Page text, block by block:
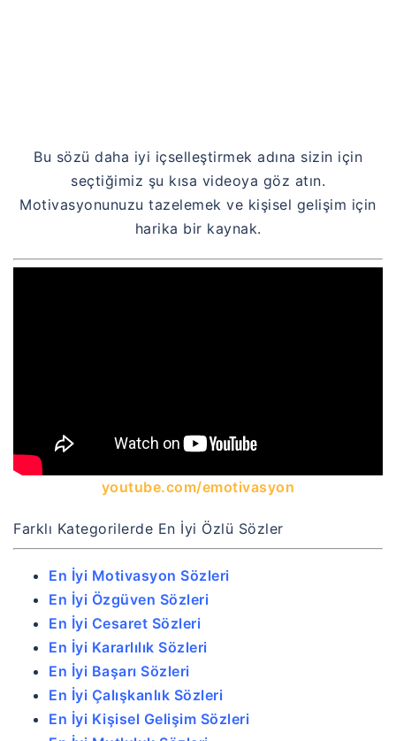
Bu sözü daha iyi içselleştirmek adına sizin için
seçtiğimiz şu kısa videoya göz atın.
Motivasyonunuzu tazelemek ve kişisel gelişim için
harika bir kaynak.
youtube.com/emotivasyon
Farklı Kategorilerde En İyi Özlü Sözler
En İyi Motivasyon Sözleri
En İyi Özgüven Sözleri
En İyi Cesaret Sözleri
En İyi Kararlılık Sözleri
En İyi Başarı Sözleri
En İyi Çalışkanlık Sözleri
En İyi Kişisel Gelişim Sözleri